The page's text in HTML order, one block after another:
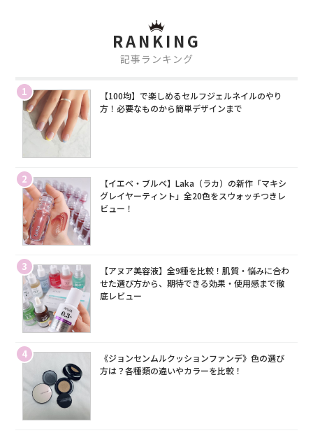
RANKING
記事ランキング
1
【100均】で楽しめるセルフジェルネイルのやり
方！必要なものから簡単デザインまで
2
【イエベ・ブルベ】Laka（ラカ）の新作「マキシ
グレイヤーティント」全20色をスウォッチつきレ
ビュー！
3
【アヌア美容液】全9種を比較！肌質・悩みに合わ
せた選び方から、期待できる効果・使用感まで徹
底レビュー
4
《ジョンセンムルクッションファンデ》色の選び
方は？各種類の違いやカラーを比較！